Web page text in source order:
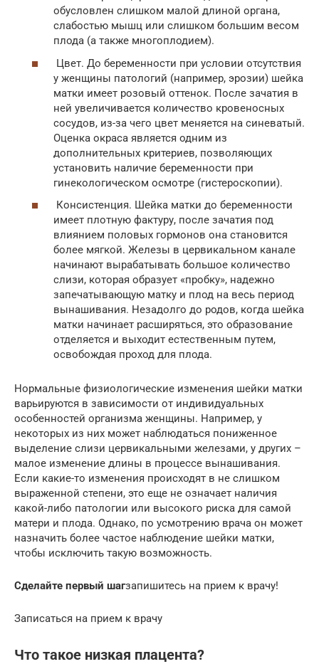
обусловлен слишком малой длиной органа,
слабостью мышц или слишком большим весом
плода (а также многоплодием).
Цвет. До беременности при условии отсутствия
у женщины патологий (например, эрозии) шейка
матки имеет розовый оттенок. После зачатия в
ней увеличивается количество кровеносных
сосудов, из-за чего цвет меняется на синеватый.
Оценка окраса является одним из
дополнительных критериев, позволяющих
установить наличие беременности при
гинекологическом осмотре (гистероскопии).
Консистенция. Шейка матки до беременности
имеет плотную фактуру, после зачатия под
влиянием половых гормонов она становится
более мягкой. Железы в цервикальном канале
начинают вырабатывать большое количество
слизи, которая образует «пробку», надежно
запечатывающую матку и плод на весь период
вынашивания. Незадолго до родов, когда шейка
матки начинает расширяться, это образование
отделяется и выходит естественным путем,
освобождая проход для плода.
Нормальные физиологические изменения шейки матки
варьируются в зависимости от индивидуальных
особенностей организма женщины. Например, у
некоторых из них может наблюдаться пониженное
выделение слизи цервикальными железами, у других –
малое изменение длины в процессе вынашивания.
Если какие-то изменения происходят в не слишком
выраженной степени, это еще не означает наличия
какой-либо патологии или высокого риска для самой
матери и плода. Однако, по усмотрению врача он может
назначить более частое наблюдение шейки матки,
чтобы исключить такую возможность.
Сделайте первый шагзапишитесь на прием к врачу!
Записаться на прием к врачу
Что такое низкая плацента?